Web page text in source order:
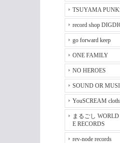
TSUYAMA
record shop
go forward keep
ONE FAMILY
NO HEROES
SOUND OR
YouSCREAM
まるごし
E RECORDS
rev-node records